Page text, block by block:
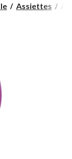
Assiettes